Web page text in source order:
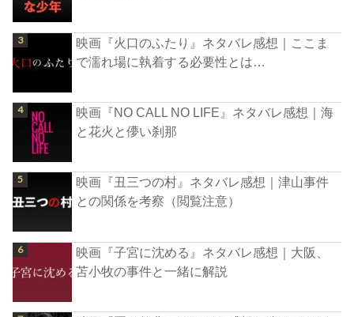
映画『火口のふたり』ネタバレ感想｜ここま
で濡れ場に執着する必要性とは…
映画『NO CALL NO LIFE』ネタバレ感想｜海
と花火と儚い刹那
映画『丑三つの村』ネタバレ感想｜津山事件
との関係を考察（閲覧注意）
映画『子宮に沈める』ネタバレ感想｜大阪、
苫小牧の事件と一緒に解説